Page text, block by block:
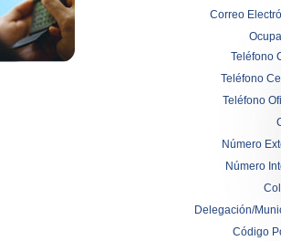
Correo
Teléfono
Teléfono
Teléfono
Número
Número
Delegación/
Código